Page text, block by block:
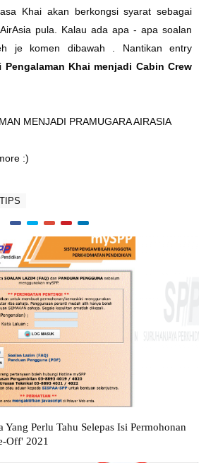
Khai akan berkongsi syarat sebagai
pula. Kalau ada apa - apa soalan
je komen dibawah . Nantikan entry
Pengalaman Khai menjadi Cabin Crew
MENJADI PRAMUGARA AIRASIA
:)
Yang Perlu Tahu Selepas Isi Permohonan
Off' 2021